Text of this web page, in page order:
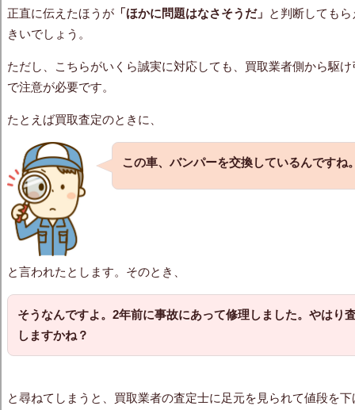
正直に伝えたほうが「ほかに問題はなさそうだ」
と判断しても
きいでしょう。
ただし、こちらがいくら誠実に対応しても、買取業者側から駆
で注意が必要です。
たとえば買取査定のときに、
この車、バンパーを交換しているんですね
と言われたとします。そのとき、
そうなんですよ。2年前に事故にあって修理しました。やはり
しますかね？
と尋ねてしまうと、買取業者の査定士に足元を見られて値段を